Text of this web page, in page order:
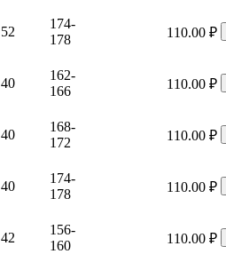
52
174-
178
110.00 ₽
40
162-
166
110.00 ₽
40
168-
172
110.00 ₽
40
174-
178
110.00 ₽
42
156-
160
110.00 ₽